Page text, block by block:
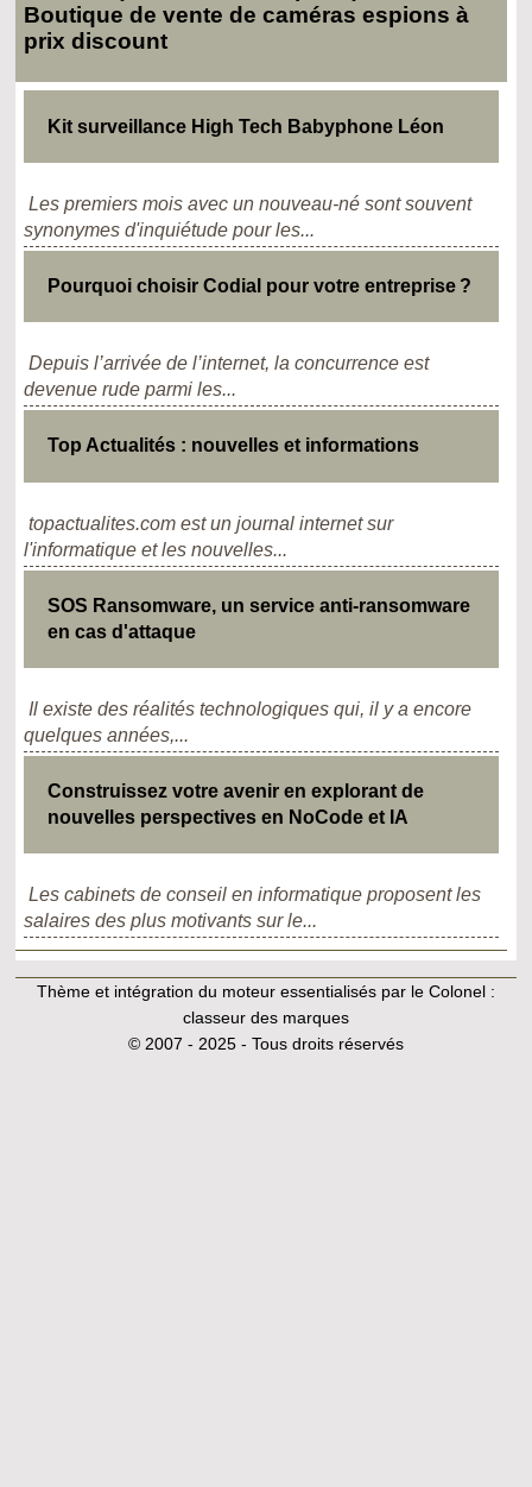
Boutique de vente de caméras espions à
prix discount
Kit surveillance High Tech Babyphone Léon
Les premiers mois avec un nouveau-né sont souvent
synonymes d'inquiétude pour les...
Pourquoi choisir Codial pour votre entreprise ?
Depuis l’arrivée de l’internet, la concurrence est
devenue rude parmi les...
Top Actualités : nouvelles et informations
topactualites.com est un journal internet sur
l'informatique et les nouvelles...
SOS Ransomware, un service anti-ransomware
en cas d'attaque
Il existe des réalités technologiques qui, il y a encore
quelques années,...
Construissez votre avenir en explorant de
nouvelles perspectives en NoCode et IA
Les cabinets de conseil en informatique proposent les
salaires des plus motivants sur le...
Thème et intégration du moteur essentialisés par le Colonel :
classeur des marques
© 2007 - 2025 - Tous droits réservés